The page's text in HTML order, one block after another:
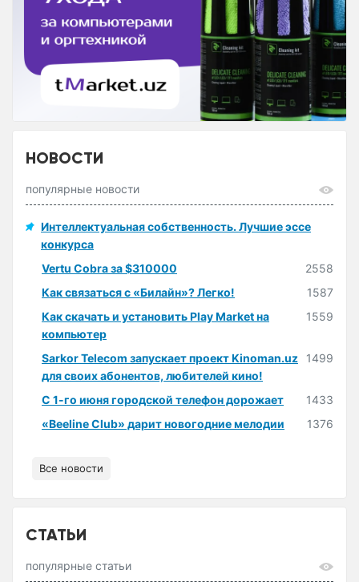
НОВОСТИ
популярные новости
Интеллектуальная собственность. Лучшие эссе
конкурса
Vertu Cobra за $310000
2558
Как связаться с «Билайн»? Легко!
1587
Как скачать и установить Play Market на
компьютер
1559
Sarkor Telecom запускает проект Kinoman.uz
для своих абонентов, любителей кино!
1499
С 1-го июня городской телефон дорожает
1433
«Beeline Club» дарит новогодние мелодии
1376
Все новости
СТАТЬИ
популярные статьи